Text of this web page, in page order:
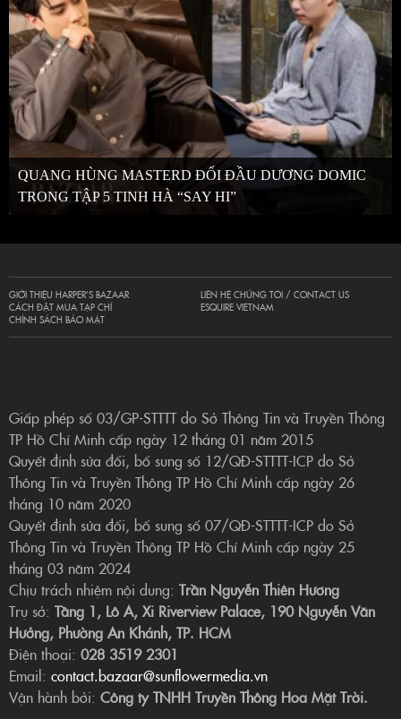
QUANG HÙNG MASTERD ĐỐI ĐẦU DƯƠNG DOMIC
TRONG TẬP 5 TINH HÀ “SAY HI”
GIỚI THIỆU HARPER’S BAZAAR
CÁCH ĐẶT MUA TẠP CHÍ
CHÍNH SÁCH BẢO MẬT
LIÊN HỆ CHÚNG TÔI / CONTACT US
ESQUIRE VIETNAM
Giấp phép số 03/GP-STTTT do Sở Thông Tin và Truyền Thông
TP Hồ Chí Minh cấp ngày 12 tháng 01 năm 2015
Quyết định sửa đổi, bổ sung số 12/QĐ-STTTT-ICP do Sở
Thông Tin và Truyền Thông TP Hồ Chí Minh cấp ngày 26
tháng 10 năm 2020
Quyết định sửa đổi, bổ sung số 07/QĐ-STTTT-ICP do Sở
Thông Tin và Truyền Thông TP Hồ Chí Minh cấp ngày 25
tháng 03 năm 2024
Chịu trách nhiệm nội dung: Trần Nguyễn Thiên Hương
Trụ sở: Tầng 1, Lô A, Xi Riverview Palace, 190 Nguyễn Văn
Hưởng, Phường An Khánh, TP. HCM
Điện thoại: 028 3519 2301
Email: contact.bazaar@sunflowermedia.vn
Vận hành bởi: Công ty TNHH Truyền Thông Hoa Mặt Trời.